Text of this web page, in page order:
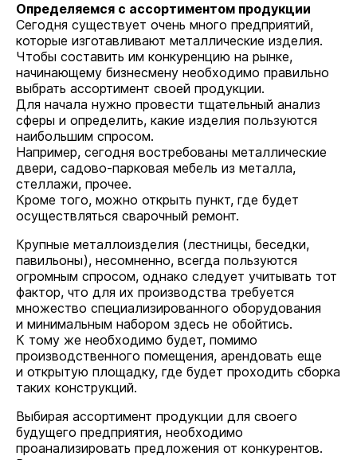
Определяемся с ассортиментом продукции
Сегодня существует очень много предприятий,
которые изготавливают металлические изделия.
Чтобы составить им конкуренцию на рынке,
начинающему бизнесмену необходимо правильно
выбрать ассортимент своей продукции.
Для начала нужно провести тщательный анализ
сферы и определить, какие изделия пользуются
наибольшим спросом.
Например, сегодня востребованы металлические
двери, садово-парковая мебель из металла,
стеллажи, прочее.
Кроме того, можно открыть пункт, где будет
осуществляться сварочный ремонт.
Крупные металлоизделия (лестницы, беседки,
павильоны), несомненно, всегда пользуются
огромным спросом, однако следует учитывать тот
фактор, что для их производства требуется
множество специализированного оборудования
и минимальным набором здесь не обойтись.
К тому же необходимо будет, помимо
производственного помещения, арендовать еще
и открытую площадку, где будет проходить сборка
таких конструкций.
Выбирая ассортимент продукции для своего
будущего предприятия, необходимо
проанализировать предложения от конкурентов.